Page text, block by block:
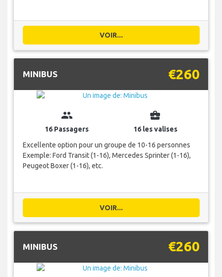
VOIR...
MINIBUS €260
group
16 Passagers
business_center
16 les valises
Excellente option pour un groupe de 10-16 personnes
Exemple: Ford Transit (1-16), Mercedes Sprinter (1-16),
Peugeot Boxer (1-16), etc.
VOIR...
MINIBUS €260